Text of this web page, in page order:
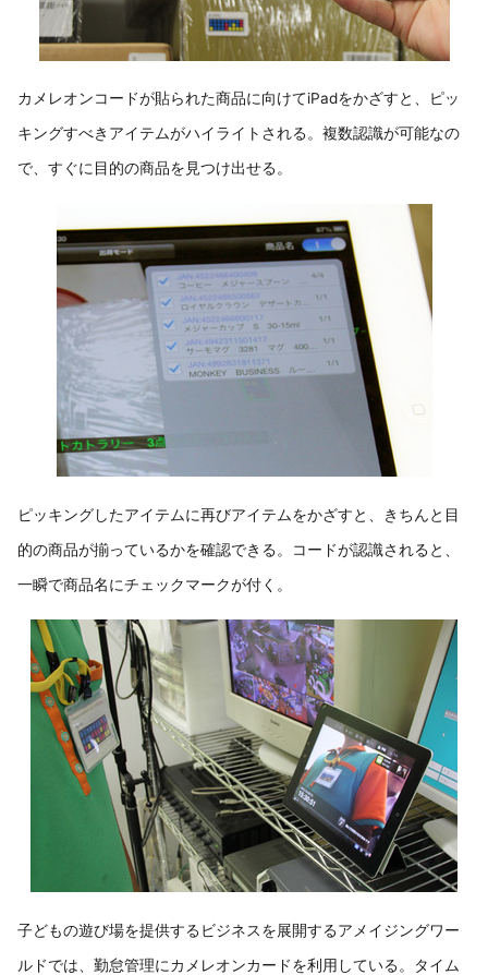
カメレオンコードが貼られた商品に向けてiPadをかざすと、ピッ
キングすべきアイテムがハイライトされる。複数認識が可能なの
で、すぐに目的の商品を見つけ出せる。
ピッキングしたアイテムに再びアイテムをかざすと、きちんと目
的の商品が揃っているかを確認できる。コードが認識されると、
一瞬で商品名にチェックマークが付く。
子どもの遊び場を提供するビジネスを展開するアメイジングワー
ルドでは、勤怠管理にカメレオンカードを利用している。タイム